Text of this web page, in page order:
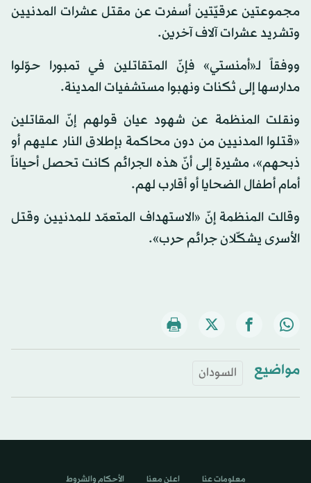
مجموعتين عرقيّتين أسفرت عن مقتل عشرات المدنيين
وتشريد عشرات آلاف آخرين.
ووفقاً لـ«أمنستي» فإنّ المتقاتلين في تمبورا حوّلوا
مدارسها إلى ثكنات ونهبوا مستشفيات المدينة.
ونقلت المنظمة عن شهود عيان قولهم إنّ المقاتلين
«قتلوا المدنيين من دون محاكمة بإطلاق النار عليهم أو
ذبحهم»، مشيرة إلى أنّ هذه الجرائم كانت تحصل أحياناً
أمام أطفال الضحايا أو أقارب لهم.
وقالت المنظمة إنّ «الاستهداف المتعمّد للمدنيين وقتل
الأسرى يشكّلان جرائم حرب».
مواضيع السودان
معلومات عنا اعلن معنا الأحكام والشروط